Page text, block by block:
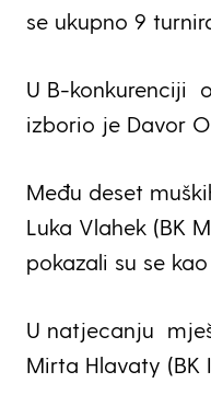
se ukupno 9
U B-konkurenciji
izborio je Davor
Među deset
Luka Vlahek (BK
pokazali su se
U natjecanju
Mirta Hlavaty (BK